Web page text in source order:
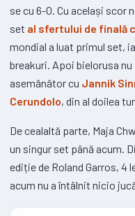
se cu 6-0. Cu același scor
set al sfertului de finală
mondial a luat primul set,
breakuri. Apoi bielorusa
asemănător cu Jannik
Cerundolo, din al doilea
De cealaltă parte, Maja
un singur set până acum.
ediție de Roland Garros, 4
acum nu a întâlnit nicio